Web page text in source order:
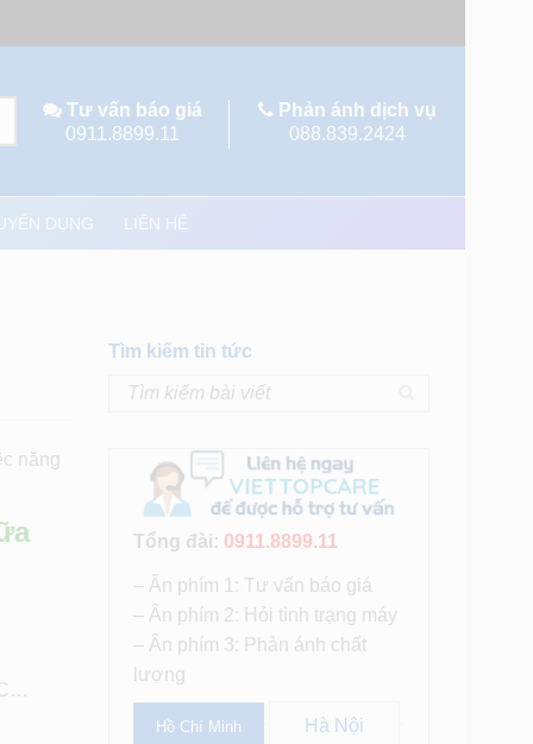
Tư vấn báo giá
0911.8899.11
Phản ánh dịch vụ
088.839.2424
DỤNG LIÊN HỆ
năng
Tìm kiếm tin tức
Tổng đài: 0911.8899.11
– Ấn phím 1: Tư vấn báo giá
– Ấn phím 2: Hỏi tình trạng máy
– Ấn phím 3: Phản ánh chất
lượng
Hồ Chí Minh Hà Nội